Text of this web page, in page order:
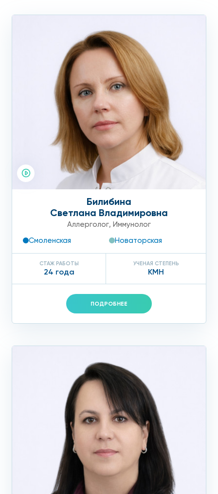
Билибина
Светлана Владимировна
Аллерголог, Иммунолог
Смоленская
Новаторская
СТАЖ РАБОТЫ
24 года
УЧЕНАЯ СТЕПЕНЬ
КМН
ПОДРОБНЕЕ